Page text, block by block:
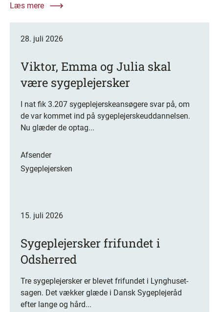
Læs mere
28. juli 2026
Viktor, Emma og Julia skal
være sygeplejersker
I nat fik 3.207 sygeplejerskeansøgere svar på, om
de var kommet ind på sygeplejerskeuddannelsen.
Nu glæder de optag...
Afsender
Sygeplejersken
15. juli 2026
Sygeplejersker frifundet i
Odsherred
Tre sygeplejersker er blevet frifundet i Lynghuset-
sagen. Det vækker glæde i Dansk Sygeplejeråd
efter lange og hård...